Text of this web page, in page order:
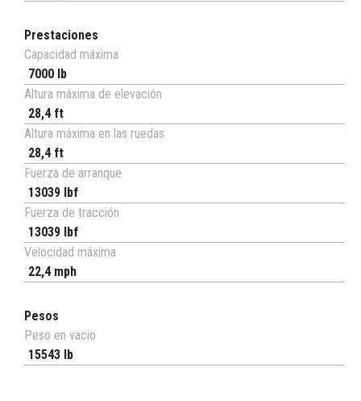
Prestaciones
Capacidad máxima
7000 lb
Altura máxima de elevación
28,4 ft
Altura máxima en las ruedas
28,4 ft
Fuerza de arranque
13039 lbf
Fuerza de tracción
13039 lbf
Velocidad máxima
22,4 mph
Pesos
Peso en vacio
15543 lb